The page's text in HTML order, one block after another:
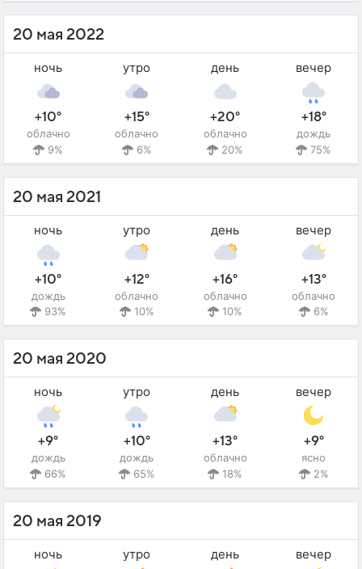
20 мая 2022
ночь
+10°
облачно
9%
утро
+15°
облачно
6%
день
+20°
облачно
20%
вечер
+18°
дождь
75%
20 мая 2021
ночь
+10°
дождь
93%
утро
+12°
облачно
10%
день
+16°
облачно
10%
вечер
+13°
облачно
6%
20 мая 2020
ночь
+9°
дождь
66%
утро
+10°
дождь
65%
день
+13°
облачно
18%
вечер
+9°
ясно
2%
20 мая 2019
ночь утро день вечер